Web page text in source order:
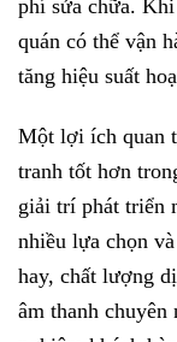
phí sửa chữa.
quán có thể vận
tăng hiệu suất
Một lợi ích quan
tranh tốt hơn
giải trí phát triển
nhiều lựa chọn
hay, chất lượng
âm thanh chuyên